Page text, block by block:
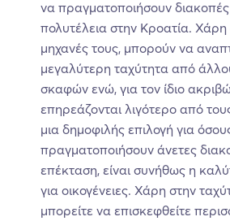
να πραγματοποιήσουν
πολυτέλεια στην Κροατία. Χάρη
μηχανές τους, μπορούν να
μεγαλύτερη ταχύτητα από
σκαφών ενώ, για τον ίδιο
επηρεάζονται λιγότερο από
μια δημοφιλής επιλογή για
πραγματοποιήσουν άνετες
επέκταση, είναι συνήθως η
για οικογένειες. Χάρη στην
μπορείτε να επισκεφθείτε